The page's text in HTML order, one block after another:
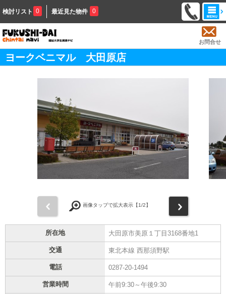
検討リスト 0 最近見た物件 0
お問合せ
ヨークベニマル 大田原店
画像タップで拡大表示【1/2】
所在地 大田原市美原１丁目3168番地1
交通 東北本線 西那須野駅
電話 0287-20-1494
営業時間 午前9:30～午後9:30